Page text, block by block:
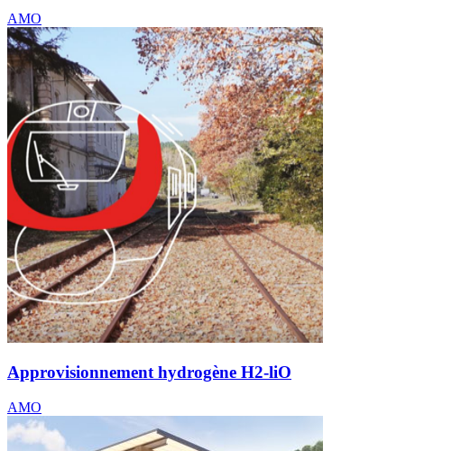
AMO
Approvisionnement hydrogène H2-liO
AMO